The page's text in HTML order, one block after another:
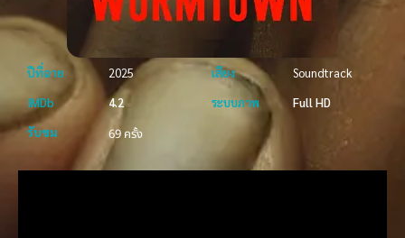
ปีที่ฉาย 2025 เสียง
Soundtrack
IMDb
4.2 ระบบภาพ
Full HD
รับชม
69 ครั้ง